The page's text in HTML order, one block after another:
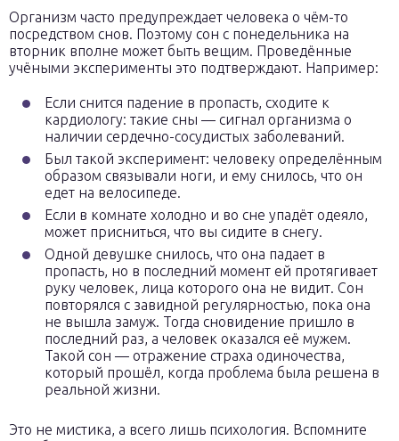
Организм часто предупреждает человека о чём-то
посредством снов. Поэтому сон с понедельника на
вторник вполне может быть вещим. Проведённые
учёными эксперименты это подтверждают. Например:
Если снится падение в пропасть, сходите к
кардиологу: такие сны — сигнал организма о
наличии сердечно-сосудистых заболеваний.
Был такой эксперимент: человеку определённым
образом связывали ноги, и ему снилось, что он
едет на велосипеде.
Если в комнате холодно и во сне упадёт одеяло,
может присниться, что вы сидите в снегу.
Одной девушке снилось, что она падает в
пропасть, но в последний момент ей протягивает
руку человек, лица которого она не видит. Сон
повторялся с завидной регулярностью, пока она
не вышла замуж. Тогда сновидение пришло в
последний раз, а человек оказался её мужем.
Такой сон — отражение страха одиночества,
который прошёл, когда проблема была решена в
реальной жизни.
Это не мистика, а всего лишь психология. Вспомните